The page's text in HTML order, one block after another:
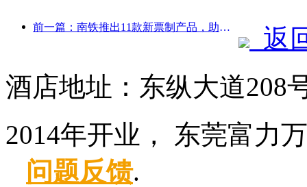
前一篇：南铁推出11款新票制产品，助力闽赣两省交通旅游融合发展
返
酒店地址：东纵大道208
2014年开业， 东莞富力
问题反馈.